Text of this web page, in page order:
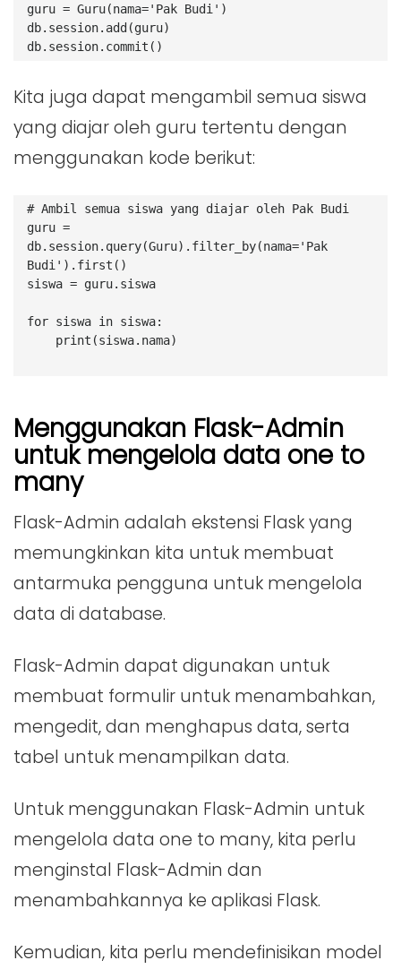
guru = Guru(nama='Pak Budi')
db.session.add(guru)
db.session.commit()
Kita juga dapat mengambil semua siswa
yang diajar oleh guru tertentu dengan
menggunakan kode berikut:
# Ambil semua siswa yang diajar oleh Pak Budi
guru =
db.session.query(Guru).filter_by(nama='Pak
Budi').first()
siswa = guru.siswa
for siswa in siswa:
    print(siswa.nama)
Menggunakan Flask-Admin
untuk mengelola data one to
many
Flask-Admin adalah ekstensi Flask yang
memungkinkan kita untuk membuat
antarmuka pengguna untuk mengelola
data di database.
Flask-Admin dapat digunakan untuk
membuat formulir untuk menambahkan,
mengedit, dan menghapus data, serta
tabel untuk menampilkan data.
Untuk menggunakan Flask-Admin untuk
mengelola data one to many, kita perlu
menginstal Flask-Admin dan
menambahkannya ke aplikasi Flask.
Kemudian, kita perlu mendefinisikan model